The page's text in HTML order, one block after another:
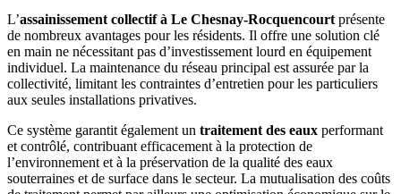
L’assainissement collectif à Le Chesnay-Rocquencourt présente
de nombreux avantages pour les résidents. Il offre une solution clé
en main ne nécessitant pas d’investissement lourd en équipement
individuel. La maintenance du réseau principal est assurée par la
collectivité, limitant les contraintes d’entretien pour les particuliers
aux seules installations privatives.
Ce système garantit également un traitement des eaux performant
et contrôlé, contribuant efficacement à la protection de
l’environnement et à la préservation de la qualité des eaux
souterraines et de surface dans le secteur. La mutualisation des coûts